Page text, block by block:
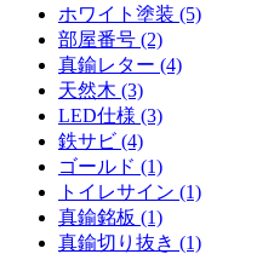
ホワイト塗装 (5)
部屋番号 (2)
真鍮レター (4)
天然木 (3)
LED仕様 (3)
鉄サビ (4)
ゴールド (1)
トイレサイン (1)
真鍮銘板 (1)
真鍮切り抜き (1)